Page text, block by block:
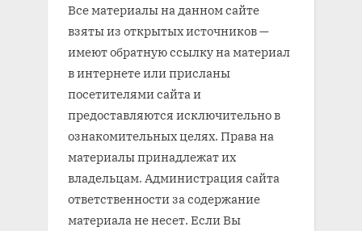
Все материалы на данном сайте
взяты из открытых источников —
имеют обратную ссылку на материал
в интернете или присланы
посетителями сайта и
предоставляются исключительно в
ознакомительных целях. Права на
материалы принадлежат их
владельцам. Администрация сайта
ответственности за содержание
материала не несет. Если Вы